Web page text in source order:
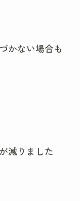
かない場合も
減りました